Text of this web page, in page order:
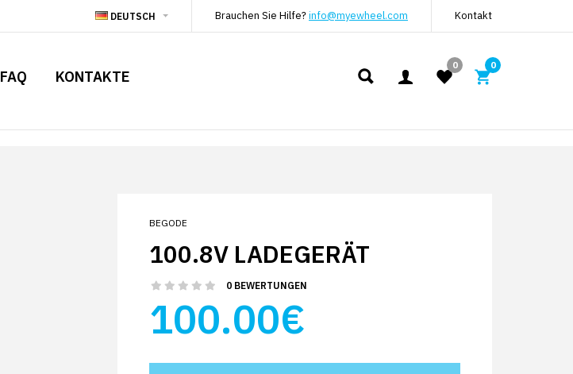
DEUTSCH Brauchen Sie Hilfe?info@myewheel.com Kontakt
FAQ KONTAKTE
0 0
BEGODE
100.8V LADEGERÄT
0 BEWERTUNGEN
100.00€